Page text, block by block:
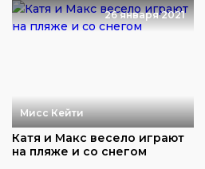
26 января 2021
Мисс Кейти
Катя и Макс весело играют
на пляже и со снегом